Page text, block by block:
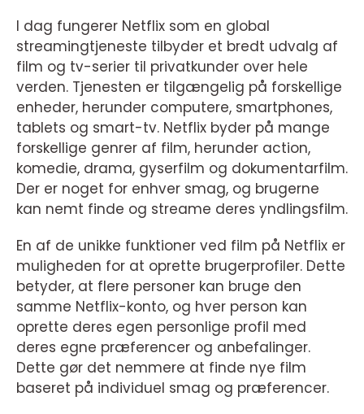
I dag fungerer Netflix som en global
streamingtjeneste tilbyder et bredt udvalg af
film og tv-serier til privatkunder over hele
verden. Tjenesten er tilgængelig på forskellige
enheder, herunder computere, smartphones,
tablets og smart-tv. Netflix byder på mange
forskellige genrer af film, herunder action,
komedie, drama, gyserfilm og dokumentarfilm.
Der er noget for enhver smag, og brugerne
kan nemt finde og streame deres yndlingsfilm.
En af de unikke funktioner ved film på Netflix er
muligheden for at oprette brugerprofiler. Dette
betyder, at flere personer kan bruge den
samme Netflix-konto, og hver person kan
oprette deres egen personlige profil med
deres egne præferencer og anbefalinger.
Dette gør det nemmere at finde nye film
baseret på individuel smag og præferencer.